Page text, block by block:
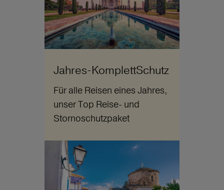
Jahres-KomplettSchutz
Für alle Reisen eines Jahres,
unser Top Reise- und
Stornoschutzpaket